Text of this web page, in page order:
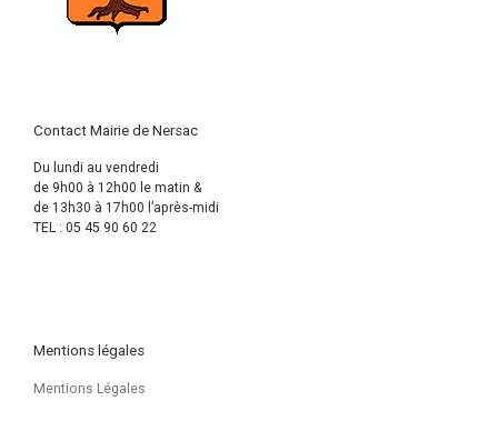
Contact Mairie de Nersac
Du lundi au vendredi
de 9h00 à 12h00 le matin &
de 13h30 à 17h00 l’après-midi
TEL : 05 45 90 60 22
Mentions légales
Mentions Légales